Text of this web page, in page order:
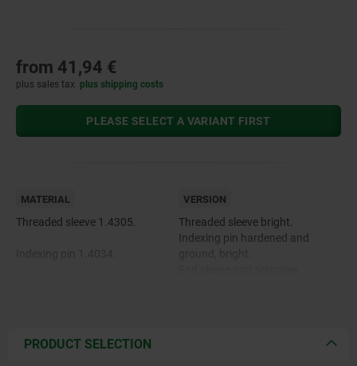
from 41,94 €
plus sales tax plus shipping costs
PLEASE SELECT A VARIANT FIRST
MATERIAL
Threaded sleeve 1.4305.
outside.
VERSION
Threaded sleeve bright.
Indexing pin hardened and
PRODUCT SELECTION